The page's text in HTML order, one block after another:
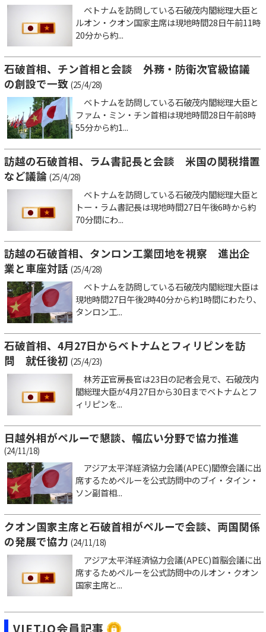
ベトナムを訪問している石破茂内閣総理大臣と
ルオン・クオン国家主席は現地時間28日午前11時
20分から約...
石破首相、チン首相と会談 外務・防衛次官級協議
の創設で一致 (25/4/28)
ベトナムを訪問している石破茂内閣総理大臣と
ファム・ミン・チン首相は現地時間28日午前8時
55分から約1...
訪越の石破首相、ラム書記長と会談 米国の関税措置
など議論 (25/4/28)
ベトナムを訪問している石破茂内閣総理大臣と
トー・ラム書記長は現地時間27日午後6時から約
70分間にわ...
訪越の石破首相、タンロン工業団地を視察 進出企
業と車座対話 (25/4/28)
ベトナムを訪問している石破茂内閣総理大臣は
現地時間27日午後2時40分から約1時間にわたり、
タンロン工...
石破首相、4月27日からベトナムとフィリピンを訪
問 就任後初 (25/4/23)
林芳正官房長官は23日の記者会見で、石破茂内
閣総理大臣が4月27日から30日までベトナムとフ
ィリピンを...
日越外相がペルーで懇談、幅広い分野で協力推進
(24/11/18)
アジア太平洋経済協力会議(APEC)閣僚会議に出
席するためペルーを公式訪問中のブイ・タイン・
ソン副首相...
クオン国家主席と石破首相がペルーで会談、両国関係
の発展で協力 (24/11/18)
アジア太平洋経済協力会議(APEC)首脳会議に出
席するためペルーを公式訪問中のルオン・クオン
国家主席と...
VIETJO会員記事